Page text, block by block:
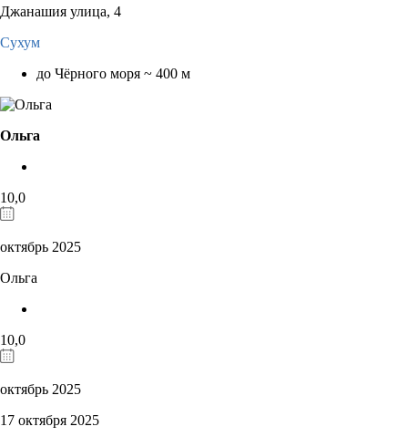
Джанашия улица, 4
Сухум
до Чёрного моря ~ 400 м
Ольга
10,0
октябрь 2025
Ольга
10,0
октябрь 2025
17 октября 2025